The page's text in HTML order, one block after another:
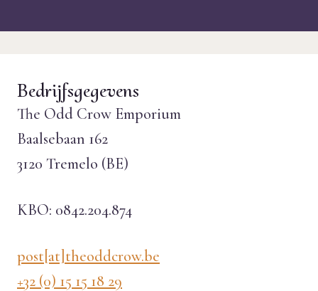
Bedrijfsgegevens
The Odd Crow Emporium
Baalsebaan 162
3120 Tremelo (BE)
KBO: 0842.204.874
post[at]theoddcrow.be
+32 (0) 15 15 18 29